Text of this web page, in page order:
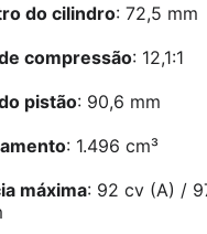
do cilindro: 72,5 mm
compressão: 12,1:1
pistão: 90,6 mm
: 1.496 cm³
máxima: 92 cv (A) /